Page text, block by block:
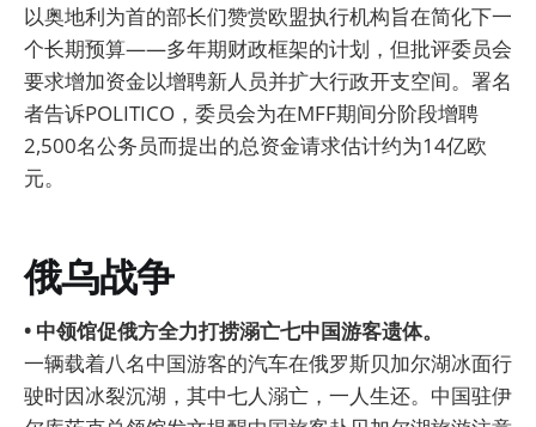
以奥地利为首的部长们赞赏欧盟执行机构旨在简化下一
个长期预算——多年期财政框架的计划，但批评委员会
要求增加资金以增聘新人员并扩大行政开支空间。署名
者告诉POLITICO，委员会为在MFF期间分阶段增聘
2,500名公务员而提出的总资金请求估计约为14亿欧
元。
俄乌战争
• 中领馆促俄方全力打捞溺亡七中国游客遗体。
一辆载着八名中国游客的汽车在俄罗斯贝加尔湖冰面行
驶时因冰裂沉湖，其中七人溺亡，一人生还。中国驻伊